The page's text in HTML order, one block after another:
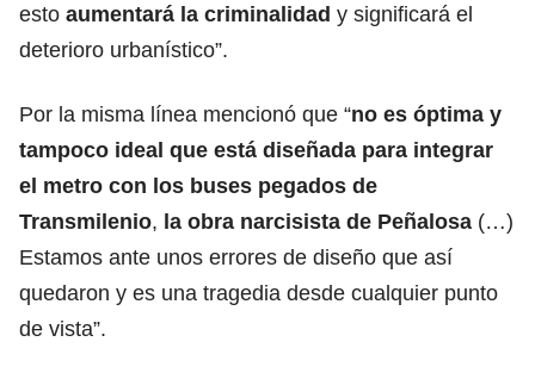
esto aumentará la criminalidad y significará el
deterioro urbanístico”.
Por la misma línea mencionó que “no es óptima y
tampoco ideal que está diseñada para integrar
el metro con los buses pegados de
Transmilenio, la obra narcisista de Peñalosa (…)
Estamos ante unos errores de diseño que así
quedaron y es una tragedia desde cualquier punto
de vista”.